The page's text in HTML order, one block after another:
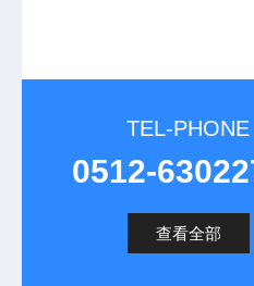
TEL-PHONE
0512-
查看全部